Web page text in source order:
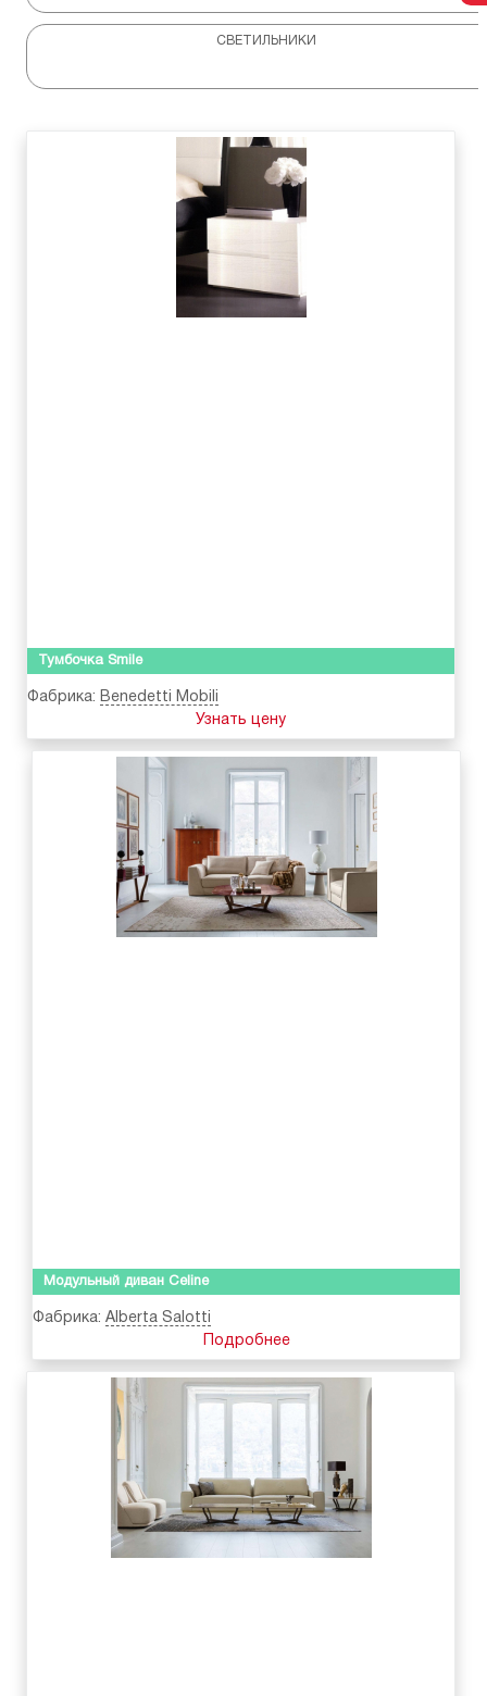
СВЕТИЛЬНИКИ
Тумбочка Smile
Фабрика: Benedetti Mobili
Узнать цену
Модульный диван Celine
Фабрика: Alberta Salotti
Подробнее